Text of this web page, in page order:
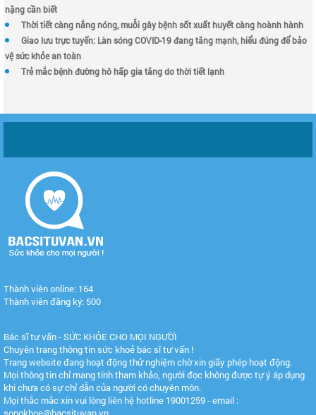
nặng cần biết
Thời tiết càng nắng nóng, muỗi gây bệnh sốt xuất huyết càng hoành hành
Giao lưu trực tuyến: Làn sóng COVID-19 đang tăng mạnh, hiểu đúng để bảo
vệ sức khỏe an toàn
Trẻ mắc bệnh đường hô hấp gia tăng do thời tiết lạnh
Thành viên online: 164
Thành viên đăng ký: 500
Bác sĩ tư vấn - SỨC KHỎE CHO MỌI NGƯỜI
Chuyên trang thông tin sức khoẻ bác sĩ tư vấn !
Trang website đang hoạt động thử nghiệm chờ xin giấy phép hoạt động.
Mọi thông tin chỉ mang tính tham khảo, người đọc không được tự ý áp dụng
khi chưa có sự chỉ dẫn của người có chuyên môn.
Mọi thắc mắc xin vui lòng liên hệ hotline 19001259 - email :